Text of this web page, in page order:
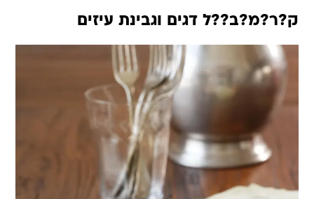
ק?ר?מ?ב??ל דגים וגבינת עיזים